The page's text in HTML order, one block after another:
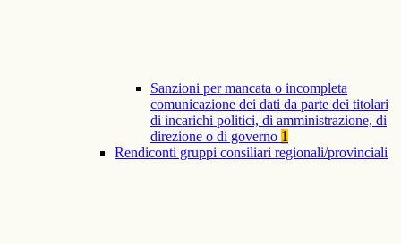
Sanzioni per mancata o incompleta
comunicazione dei dati da parte dei titolari
di incarichi politici, di amministrazione, di
direzione o di governo 1
Rendiconti gruppi consiliari regionali/provinciali